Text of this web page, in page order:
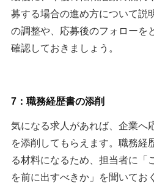
募する場合の進め方について説
の調整や、応募後のフォローを
確認しておきましょう。
7：職務経歴書の添削
気になる求人があれば、企業へ
を添削してもらえます。職務経
る材料になるため、担当者に「
を前に出すべきか」を聞いてお